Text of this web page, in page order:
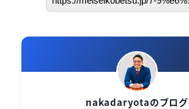
nakadaryotaのブログ